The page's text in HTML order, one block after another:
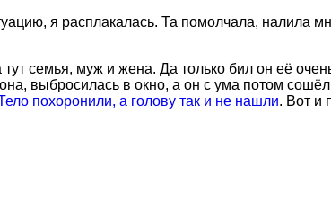
я расплакалась. Та помолчала, налила
семья, муж и жена. Да только бил он её
выбросилась в окно, а он с ума потом
похоронили, а голову так и не нашли. Вот и